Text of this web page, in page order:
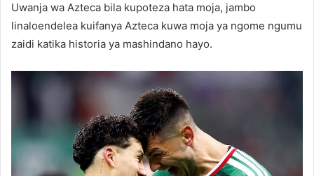
Uwanja wa Azteca bila kupoteza hata moja, jambo
linaloendelea kuifanya Azteca kuwa moja ya ngome ngumu
zaidi katika historia ya mashindano hayo.